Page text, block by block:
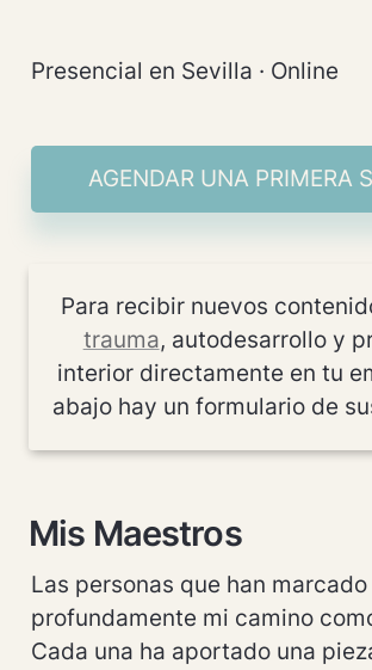
Presencial en Sevilla · Online
AGENDAR UNA PRIMERA
trauma, autodesarrollo y
interior directamente en tu
abajo hay un formulario de
Mis Maestros
Las personas que han marcado
profundamente mi camino
Cada una ha aportado una